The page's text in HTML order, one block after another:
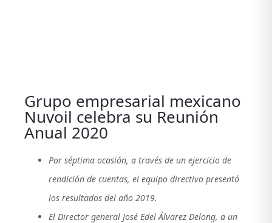
Grupo empresarial mexicano
Nuvoil celebra su Reunión
Anual 2020
Por séptima ocasión, a través de un ejercicio de
rendición de cuentas, el equipo directivo presentó
los resultados del año 2019.
El Director general José Edel Álvarez Delong, a un